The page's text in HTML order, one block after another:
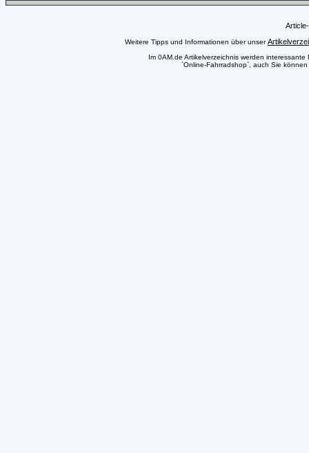
Weitere Tipps und Informationen über unser
Im 0AM.de Artikelverzeichnis werden
`Online-Fahrradshop`, auch Sie